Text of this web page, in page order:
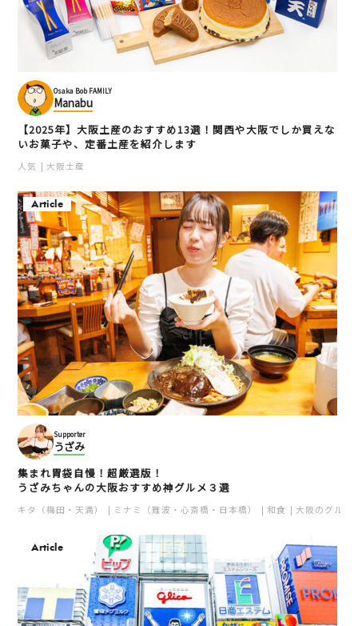
Osaka Bob FAMILY
Manabu
【2025年】大阪土産のおすすめ13選！関西や大阪でしか買えな
いお菓子や、定番土産を紹介します
人気 大阪土産
Article
Supporter
うざみ
集まれ胃袋自慢！超厳選版！
うざみちゃんの大阪おすすめ神グルメ３選
キタ（梅田・天満） ミナミ（難波・心斎橋・日本橋） 和食 大阪のグルメ
Article